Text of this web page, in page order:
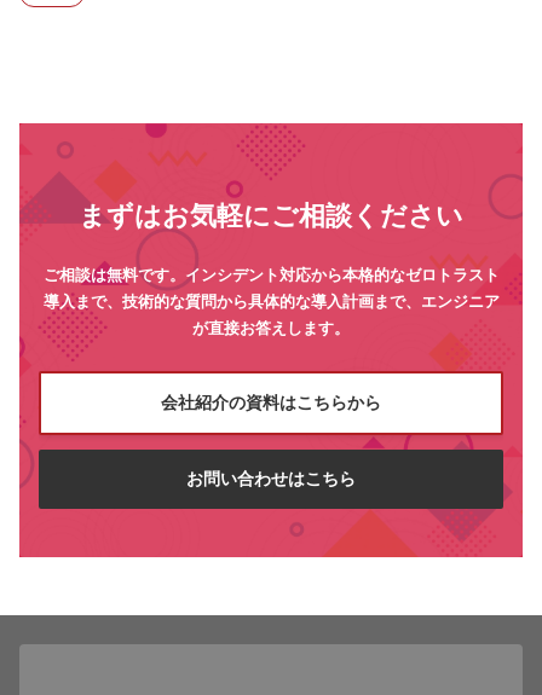
まずはお気軽にご相談ください
ご相談は無料です。インシデント対応から本格的なゼロトラスト
導入まで、技術的な質問から具体的な導入計画まで、エンジニア
が直接お答えします。
会社紹介の資料はこちらから
お問い合わせはこちら